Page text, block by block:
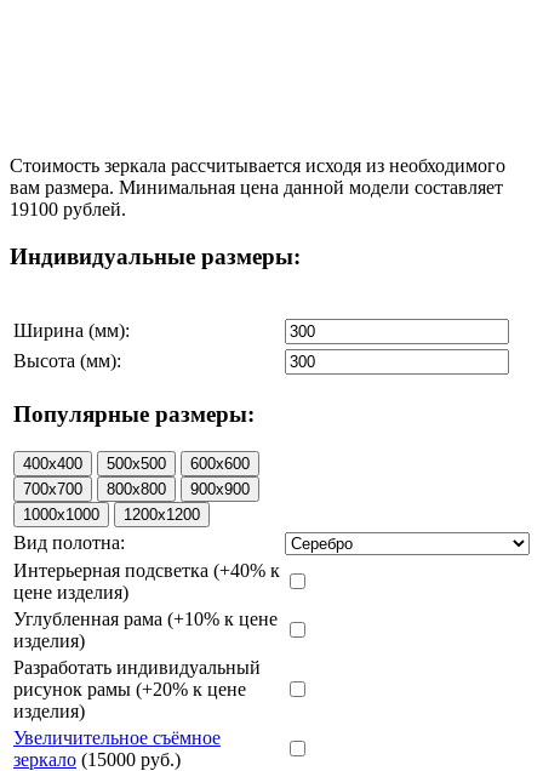
Стоимость зеркала рассчитывается исходя из необходимого
вам размера. Минимальная цена данной модели составляет
19100 рублей.
Индивидуальные размеры:
Ширина (мм):
Высота (мм):
Популярные размеры:
Вид полотна:
Интерьерная подсветка (+40% к
цене изделия)
Углубленная рама (+10% к цене
изделия)
Разработать индивидуальный
рисунок рамы (+20% к цене
изделия)
Увеличительное съёмное
зеркало (15000 руб.)